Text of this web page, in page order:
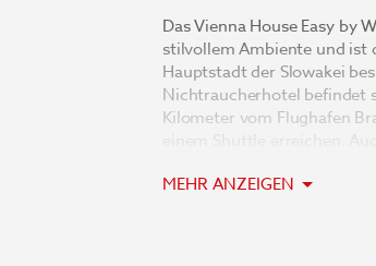
Das Vienna House Easy by
stilvollem Ambiente und ist
Hauptstadt der Slowakei
Nichtraucherhotel befindet
Kilometer vom Flughafen
einem Shuttle erreichen.
nur wenige Minuten.
MEHR ANZEIGEN